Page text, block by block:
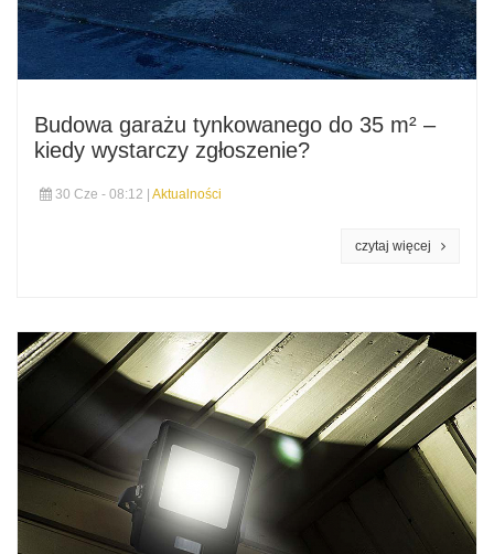
Budowa garażu tynkowanego do 35 m² –
kiedy wystarczy zgłoszenie?
30 Cze - 08:12 | Aktualności